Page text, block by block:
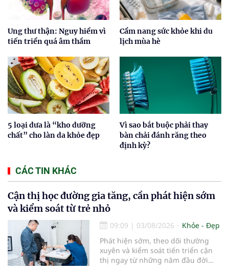
Ung thư thận: Nguy hiểm vì
tiến triển quá âm thầm
Cẩm nang sức khỏe khi du
lịch mùa hè
5 loại dưa là “kho dưỡng
chất” cho làn da khỏe đẹp
Vì sao bắt buộc phải thay
bàn chải đánh răng theo
định kỳ?
CÁC TIN KHÁC
Cận thị học đường gia tăng, cần phát hiện sớm
và kiểm soát từ trẻ nhỏ
09:09 | 03/08/2026
Khỏe - Đẹp
Phát hiện sớm, theo dõi thường
xuyên và kiểm soát tiến triển cận
thị ngay từ những năm đầu đời